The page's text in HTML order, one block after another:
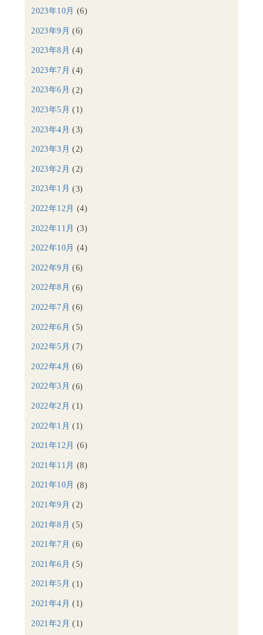
2023年10月 (6)
2023年9月 (6)
2023年8月 (4)
2023年7月 (4)
2023年6月 (2)
2023年5月 (1)
2023年4月 (3)
2023年3月 (2)
2023年2月 (2)
2023年1月 (3)
2022年12月 (4)
2022年11月 (3)
2022年10月 (4)
2022年9月 (6)
2022年8月 (6)
2022年7月 (6)
2022年6月 (5)
2022年5月 (7)
2022年4月 (6)
2022年3月 (6)
2022年2月 (1)
2022年1月 (1)
2021年12月 (6)
2021年11月 (8)
2021年10月 (8)
2021年9月 (2)
2021年8月 (5)
2021年7月 (6)
2021年6月 (5)
2021年5月 (1)
2021年4月 (1)
2021年2月 (1)